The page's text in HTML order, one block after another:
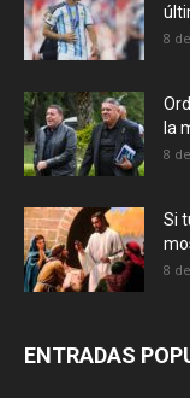
8
la
8
Si
8
ENTRADAS